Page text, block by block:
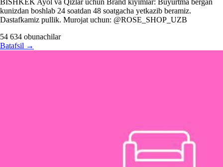
kunizdan boshlab 24 soatdan 48 soatgacha yetkazib beramiz.
Dastafkamiz pullik. Murojat uchun: @ROSE_SHOP_UZB
54 634 obunachilar
Batafsil →